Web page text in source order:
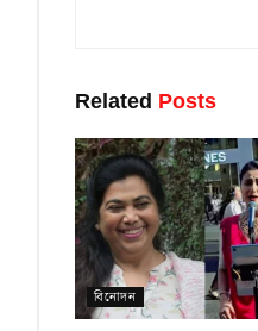
Related Posts
বিনোদন